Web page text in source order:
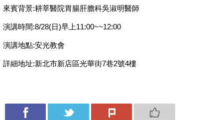
來賓背景:耕莘醫院胃腸肝膽科吳淑明醫師
演講時間:8/28(日)早上11:00~~12:00
演講地點:安光教會
詳細地址:新北市新店區光華街7巷2號4樓